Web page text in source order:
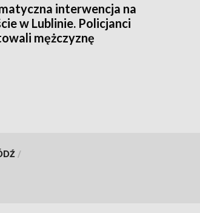
interwencja na
w Lublinie. Policjanci
mężczyznę
/